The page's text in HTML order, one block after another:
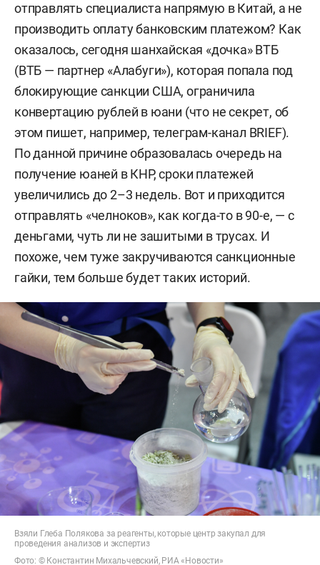
отправлять специалиста напрямую в Китай, а не
производить оплату банковским платежом? Как
оказалось, сегодня шанхайская «дочка» ВТБ
(ВТБ — партнер «Алабуги»), которая попала под
блокирующие санкции США, ограничила
конвертацию рублей в юани (что не секрет, об
этом пишет, например, телеграм-канал BRIEF).
По данной причине образовалась очередь на
получение юаней в КНР, сроки платежей
увеличились до 2–3 недель. Вот и приходится
отправлять «челноков», как когда-то в 90-е, — с
деньгами, чуть ли не зашитыми в трусах. И
похоже, чем туже закручиваются санкционные
гайки, тем больше будет таких историй.
Взяли Глеба Полякова за реагенты, которые центр закупал для
проведения анализов и экспертиз
Фото: © Константин Михальчевский, РИА «Новости»